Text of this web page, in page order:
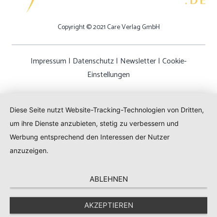
Copyright © 2021 Care Verlag GmbH
Impressum | Datenschutz| Newsletter| Cookie-
Einstellungen
Diese Seite nutzt Website-Tracking-Technologien von Dritten,
um ihre Dienste anzubieten, stetig zu verbessern und
Werbung entsprechend den Interessen der Nutzer
anzuzeigen.
ABLEHNEN
AKZEPTIEREN